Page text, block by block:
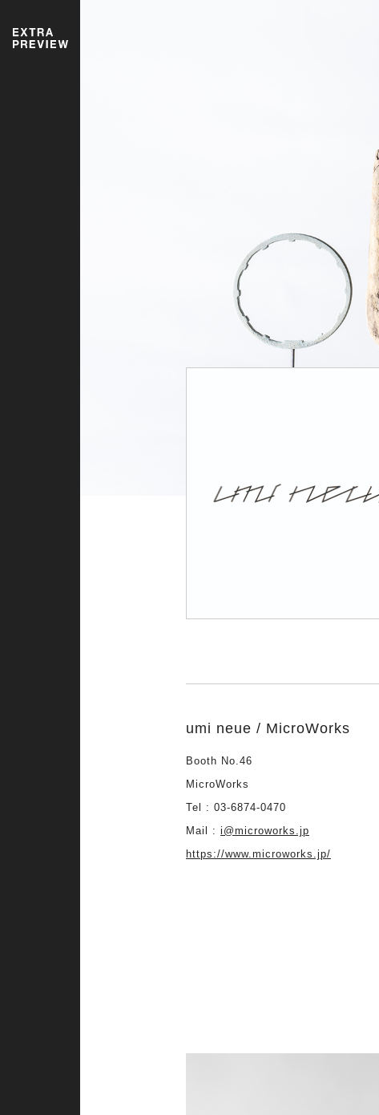
umi neue / MicroWorks
Booth No.46
MicroWorks
Tel : 03-6874-0470
Mail : i@microworks.jp
https://www.microworks.jp/